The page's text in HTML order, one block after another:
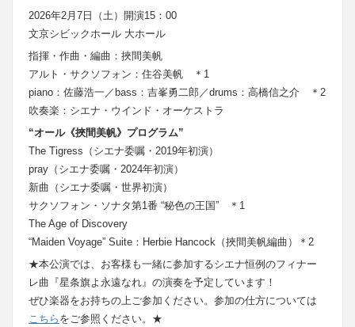
2026年2月7日（土）開演15：00
文京シビックホール 大ホール
指揮・作曲・編曲：挾間美帆
アルト・サクソフォン：住谷美帆 ＊1
piano：佐藤浩一／bass：吉峯勇二郎／drums：高橋信之介 ＊2
吹奏楽：シエナ・ウインド・オーケストラ
“オール《挾間美帆》プログラム”
The Tigress（シエナ委嘱・2019年初演）
pray（シエナ委嘱・2024年初演）
新曲（シエナ委嘱・世界初演）
サクソフォン・ソナタ第1番 “秘色の王国” ＊1
The Age of Discovery
“Maiden Voyage” Suite：Herbie Hancock（挾間美帆編曲）＊2
★本公演では、お客様も一緒に参加するシエナ恒例のフィナー
レ曲『星条旗よ永遠なれ』の演奏を予定しています！
ぜひ楽器をお持ちの上ご参加ください。参加の仕方については
こちら をご参照ください。★